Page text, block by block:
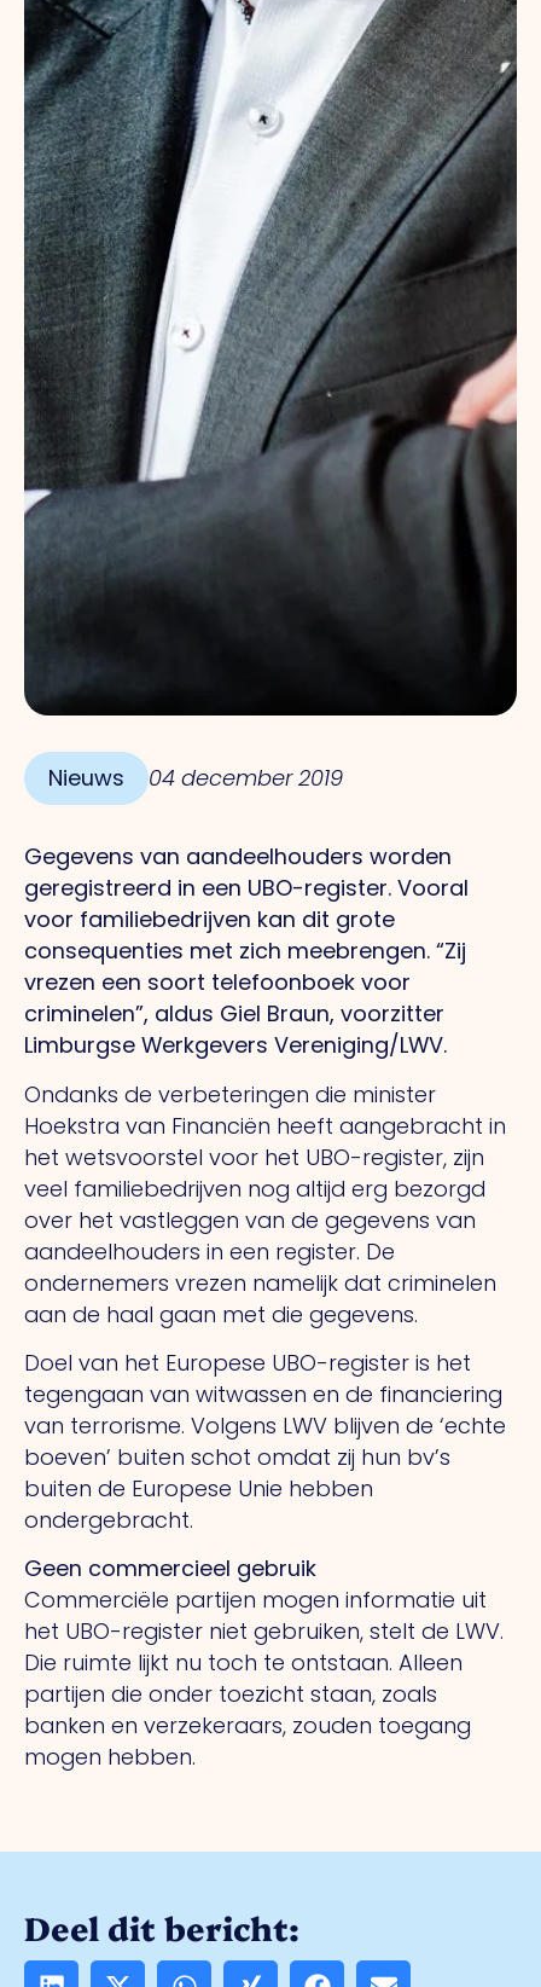
Nieuws 04 december 2019
Gegevens van aandeelhouders worden
geregistreerd in een UBO-register. Vooral
voor familiebedrijven kan dit grote
consequenties met zich meebrengen. “Zij
vrezen een soort telefoonboek voor
criminelen”, aldus Giel Braun, voorzitter
Limburgse Werkgevers Vereniging/LWV.
Ondanks de verbeteringen die minister
Hoekstra van Financiën heeft aangebracht in
het wetsvoorstel voor het UBO-register, zijn
veel familiebedrijven nog altijd erg bezorgd
over het vastleggen van de gegevens van
aandeelhouders in een register. De
ondernemers vrezen namelijk dat criminelen
aan de haal gaan met die gegevens.
Doel van het Europese UBO-register is het
tegengaan van witwassen en de financiering
van terrorisme. Volgens LWV blijven de ‘echte
boeven’ buiten schot omdat zij hun bv’s
buiten de Europese Unie hebben
ondergebracht.
Geen commercieel gebruik
Commerciële partijen mogen informatie uit
het UBO-register niet gebruiken, stelt de LWV.
Die ruimte lijkt nu toch te ontstaan. Alleen
partijen die onder toezicht staan, zoals
banken en verzekeraars, zouden toegang
mogen hebben.
Deel dit bericht: